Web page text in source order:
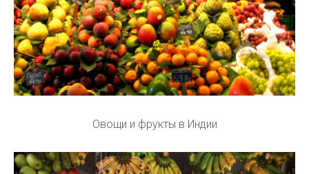
Овощи и фрукты в Индии